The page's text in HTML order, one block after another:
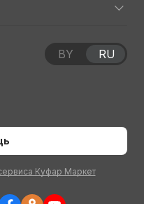
Куфар Маркет
BY RU